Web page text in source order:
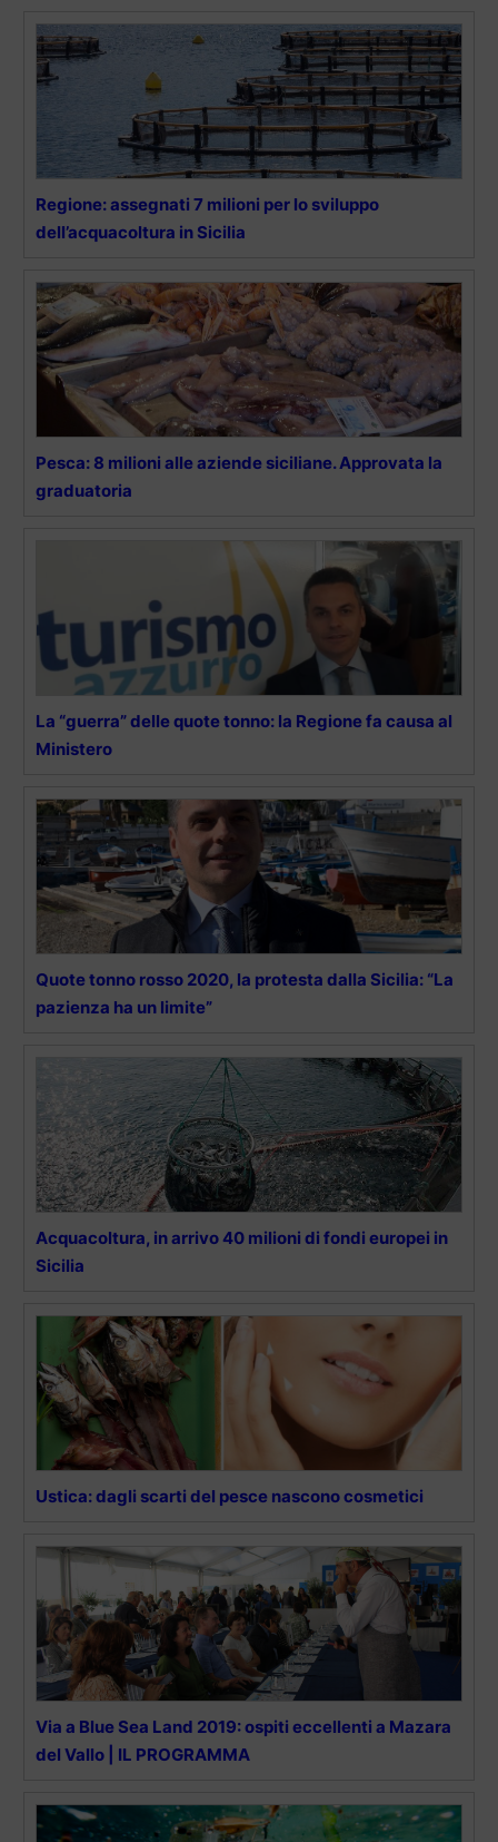
Regione: assegnati 7 milioni per lo sviluppo
dell’acquacoltura in Sicilia
Pesca: 8 milioni alle aziende siciliane. Approvata la
graduatoria
La “guerra” delle quote tonno: la Regione fa causa al
Ministero
Quote tonno rosso 2020, la protesta dalla Sicilia: “La
pazienza ha un limite”
Acquacoltura, in arrivo 40 milioni di fondi europei in
Sicilia
Ustica: dagli scarti del pesce nascono cosmetici
Via a Blue Sea Land 2019: ospiti eccellenti a Mazara
del Vallo | IL PROGRAMMA